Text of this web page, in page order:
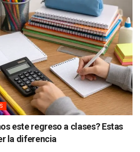
este regreso a clases? Estas
la diferencia